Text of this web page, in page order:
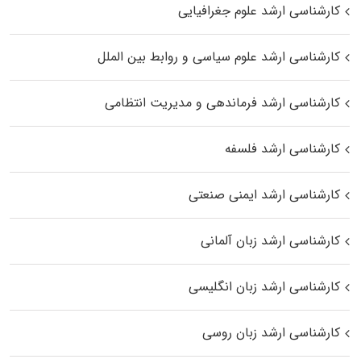
کارشناسی ارشد علوم جغرافیایی
کارشناسی ارشد علوم سیاسی و روابط بین الملل
کارشناسی ارشد فرماندهی و مدیریت انتظامی
کارشناسی ارشد فلسفه
کارشناسی ارشد ایمنی صنعتی
کارشناسی ارشد زبان آلمانی
کارشناسی ارشد زبان انگلیسی
کارشناسی ارشد زبان روسی